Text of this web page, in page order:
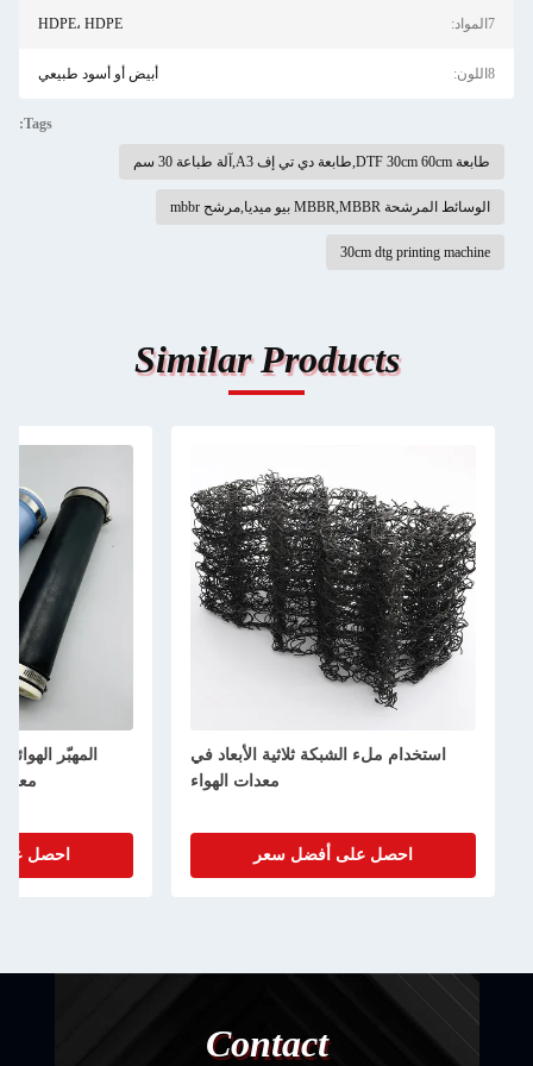
7المواد: HDPE، HDPE
8اللون: أبيض أو أسود طبيعي
Tags:
طابعة DTF 30cm 60cm,طابعة دي تي إف A3,آلة طباعة 30 سم
الوسائط المرشحة MBBR,MBBR بيو ميديا,مرشح mbbr
30cm dtg printing machine
Similar Products
استخدام ملء الشبكة ثلاثية الأبعاد في
معدات الهواء
احصل على أفضل سعر
المهبّر
احصل
Contact